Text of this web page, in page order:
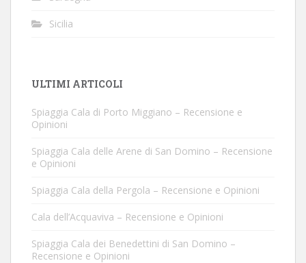
Sicilia
ULTIMI ARTICOLI
Spiaggia Cala di Porto Miggiano – Recensione e
Opinioni
Spiaggia Cala delle Arene di San Domino – Recensione
e Opinioni
Spiaggia Cala della Pergola – Recensione e Opinioni
Cala dell’Acquaviva – Recensione e Opinioni
Spiaggia Cala dei Benedettini di San Domino –
Recensione e Opinioni